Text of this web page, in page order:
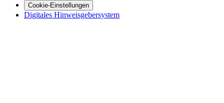
Cookie-Einstellungen
Digitales Hinweisgebersystem